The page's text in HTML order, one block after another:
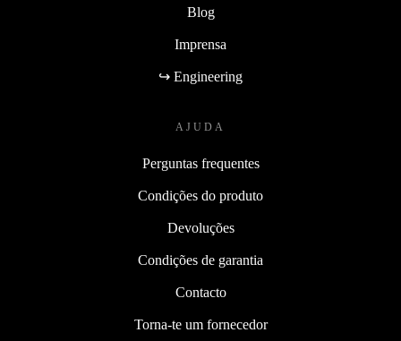
Blog
Imprensa
↪ Engineering
AJUDA
Perguntas frequentes
Condições do produto
Devoluções
Condições de garantia
Contacto
Torna-te um fornecedor